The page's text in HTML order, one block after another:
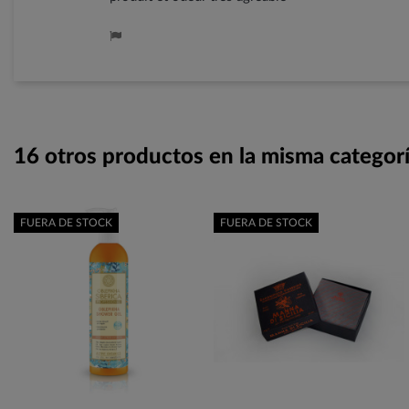
16 otros productos en la misma
FUERA DE STOCK FUERA DE STOCK